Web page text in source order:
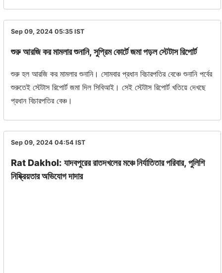
Sep 09, 2024 05:35 IST
শুরু আরজি কর মামলার শুনানি, সুপ্রিম কোর্টে জমা পড়ল স্টেটাস রিপোর্ট
শুরু হল আরজি কর মামলার শুনানি। সোমবার প্রধান বিচারপতির বেঞ্চে শুনানি পর্বের
শুরুতেই স্টেটাস রিপোর্ট জমা দিল সিবিআই। সেই স্টেটাস রিপোর্ট খতিয়ে দেখছে
প্রধান বিচারপতির বেঞ্চ।
Sep 09, 2024 04:54 IST
Rat Dakhol: যাদবপুরের রাতদখলের মঞ্চে নির্যাতিতার পরিবার, পুলিশি
নিষ্ক্রিয়তার অভিযোগ দাদার